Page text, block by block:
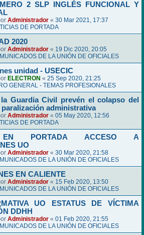
2 SLP INGLÉS FUNCIONAL Y
Administrador « 30 Mar 2021, 17:37
DE PORTADA
2020
Administrador « 19 Dic 2020, 20:05
DE LA UNIÓN DE OFICIALES
unidad - USECIC
ELECTRON « 25 Sep 2020, 21:25
GENERAL - TEMAS PROFESIONALES
Guardia Civil prevén el colapso del
administrativa
Administrador « 05 May 2020, 12:56
DE PORTADA
EN PORTADA ACCESO A
UO
Administrador « 30 Mar 2020, 21:58
DE LA UNIÓN DE OFICIALES
EN CALIENTE
Administrador « 15 Feb 2020, 13:50
DE LA UNIÓN DE OFICIALES
UO ESTATUS DE VÍCTIMA
DDHH
Administrador « 01 Feb 2020, 21:55
DE LA UNIÓN DE OFICIALES